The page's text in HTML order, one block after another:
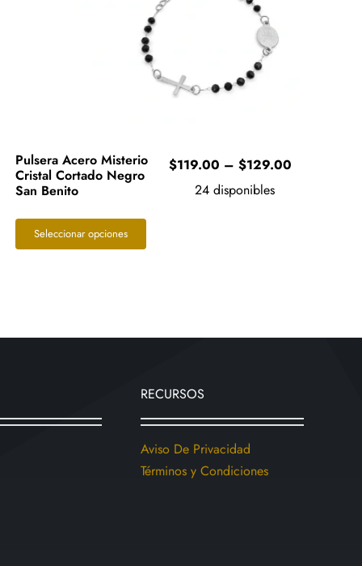
Pulsera Acero Misterio
Cristal Cortado Negro
San Benito
$119.00 – $129.00
24 disponibles
Seleccionar opciones
producto
Las
pueden
elegir
en
la
RECURSOS
Aviso De Privacidad
Términos y Condiciones